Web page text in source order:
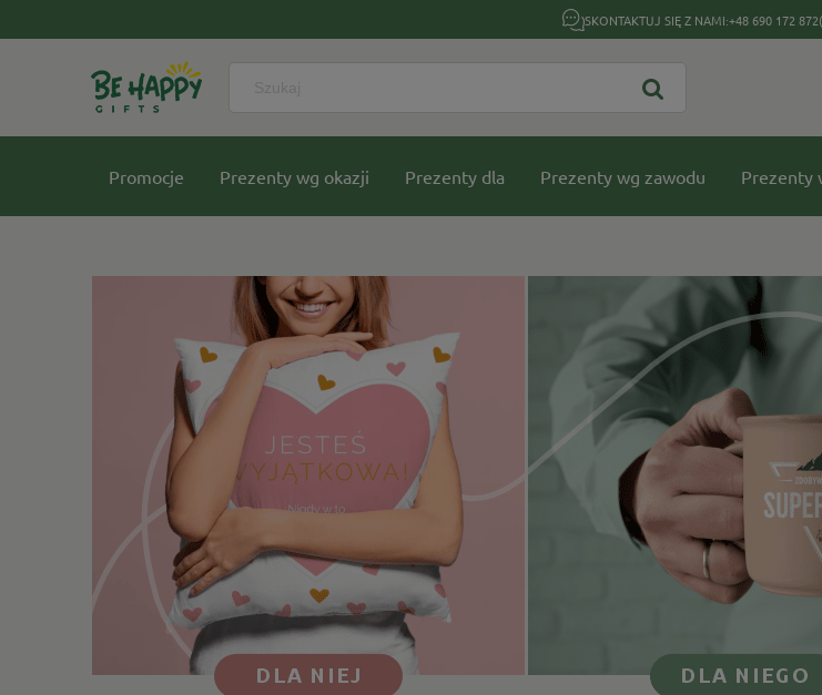
SKONTAKTUJ SIĘ Z NAMI:+48 690 172 872
Promocje Prezenty wg okazji Prezenty dla Prezenty wg zawodu Prezenty